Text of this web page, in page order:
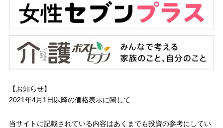
【お知らせ】
2021年4月1日以降の価格表示に関して
当サイトに記載されている内容はあくまでも投資の参考にしてい